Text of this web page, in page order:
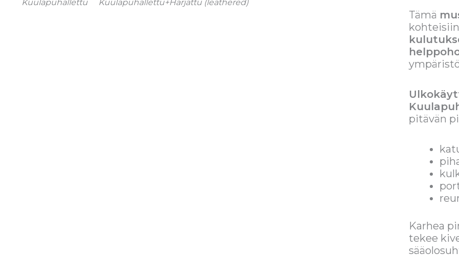
Kuulapuhallettu Kuulapuhallettu+Harjattu (leathered)
Tämä
pitävän
Karhea
tekee